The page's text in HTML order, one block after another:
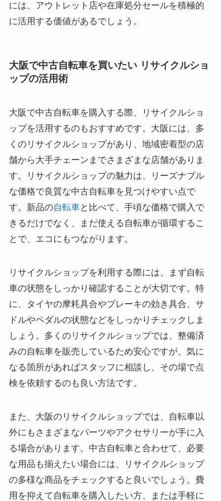
には、アウトレット店や在庫処分セールを積極的
に活用する価値があるでしょう。
大阪で中古自転車を買いたい リサイクルショ
ップの活用術
大阪で中古自転車を購入する際、リサイクルショ
ップを活用するのもおすすめです。大阪には、多
くのリサイクルショップがあり、地域密着型の店
舗から大手チェーンまでさまざまな店舗がありま
す。リサイクルショップの魅力は、リーズナブル
な価格で良質な中古自転車を見つけやすい点で
す。新品の自転車と比べて、手頃な価格で購入で
きるだけでなく、まだ使える自転車が循環するこ
とで、エコにもつながります。
リサイクルショップを利用する際には、まず自転
車の状態をしっかり確認することが大切です。特
に、タイヤの摩耗具合やブレーキの効き具合、サ
ドルやペダルの状態などをしっかりチェックしま
しょう。多くのリサイクルショップでは、整備済
みの自転車を販売しているため安心ですが、気に
なる箇所があればスタッフに相談し、その場で点
検を依頼するのも良い方法です。
また、大阪のリサイクルショップでは、自転車以
外にもさまざまなパーツやアクセサリーが手に入
る場合があります。中古自転車と合わせて、必要
な用品も揃えたい場合には、リサイクルショップ
の多様な商品をチェックすると良いでしょう。費
用を抑えて自転車を購入したい方、または手軽に